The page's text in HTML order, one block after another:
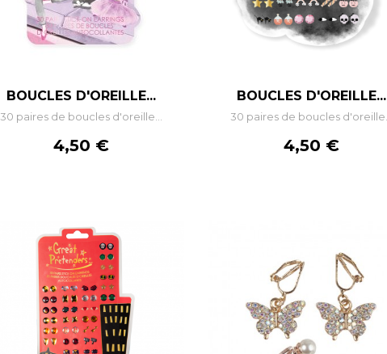
BOUCLES D'OREILLE...
30 paires de boucles d'oreille...
Prix
4,50 €
– + BOUCLES D'OREILLE...
30 paires de boucles d'oreille...
Prix
4,50 €
– +